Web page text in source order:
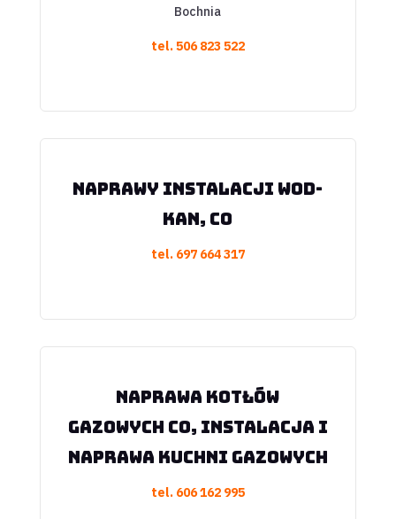
Bochnia
tel.506 823 522
Naprawy instalacji wod-
kan, CO
tel.697 664 317
Naprawa kotłów
gazowych CO, instalacja i
naprawa kuchni gazowych
tel.606 162 995